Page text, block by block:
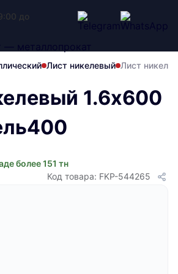
до
Лист никелевый Лист
1.6x600
более 151 тн
Код товара: FKP-544265